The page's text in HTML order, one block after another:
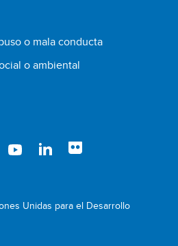
o mala conducta
o ambiental
Unidas para el Desarrollo